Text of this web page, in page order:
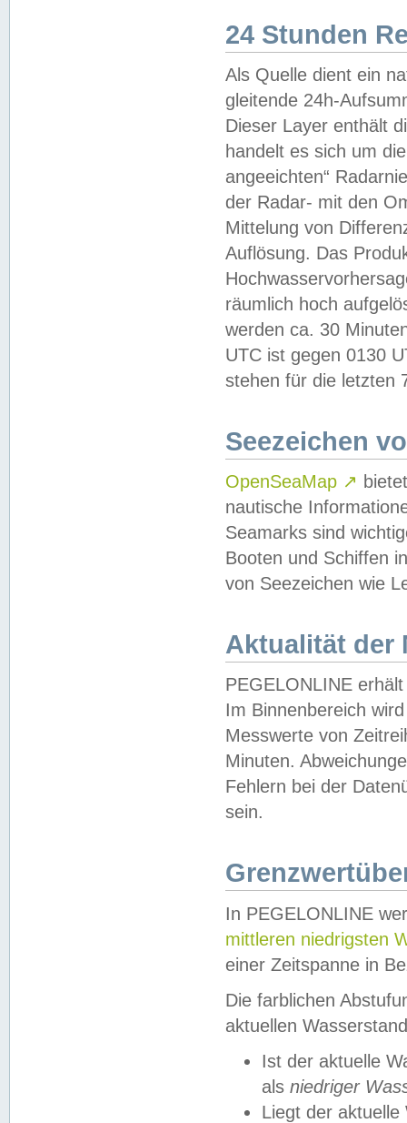
24 Stunden
Als Quelle dient ein
gleitende 24h-
Dieser Layer enthält
handelt es sich um
angeeichten“
der Radar- mit den
Mittelung von
Auflösung. Das
räumlich hoch
werden ca. 30
UTC ist gegen 0130
stehen für die letzten
Seezeichen
OpenSeaMap ↗
nautische
Seamarks sind
Booten und Schiffen
von Seezeichen wie
Aktualität der
PEGELONLINE
Im Binnenbereich
Messwerte von
Minuten.
Fehlern bei der
sein.
In PEGELONLINE
mittleren niedrigsten
einer Zeitspanne in
Die farblichen
aktuellen
Ist der aktuelle
als niedriger
Liegt der